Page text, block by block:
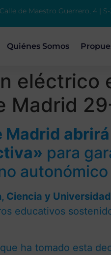
Calle de Maestro Guerrero, 4 | S-
Quiénes Somos
eléctrico
Madrid
Madrid
para
Ciencia y
educativos
ha tomado esta